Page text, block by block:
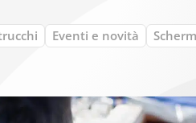
Eventi e novità